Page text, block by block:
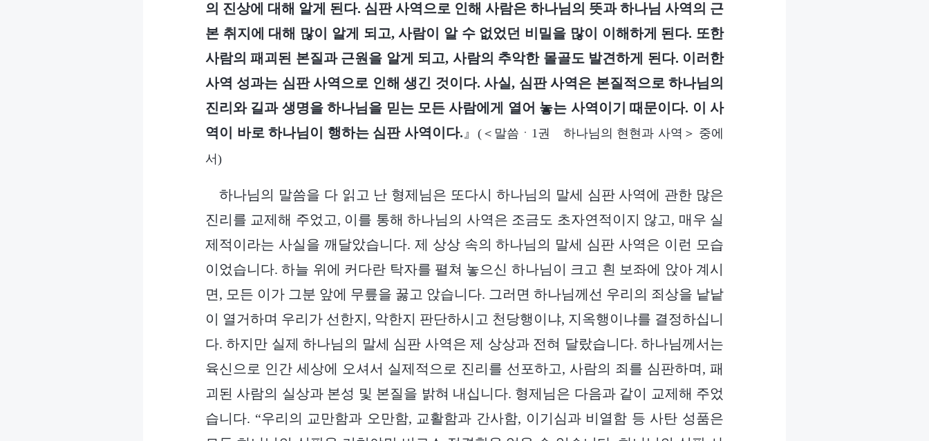
의 진상에 대해 알게 된다. 심판 사역으로 인해 사람은 하나님의 뜻과 하나님 사역의 근
본 취지에 대해 많이 알게 되고, 사람이 알 수 없었던 비밀을 많이 이해하게 된다. 또한
사람의 패괴된 본질과 근원을 알게 되고, 사람의 추악한 몰골도 발견하게 된다. 이러한
사역 성과는 심판 사역으로 인해 생긴 것이다. 사실, 심판 사역은 본질적으로 하나님의
진리와 길과 생명을 하나님을 믿는 모든 사람에게 열어 놓는 사역이기 때문이다. 이 사
역이 바로 하나님이 행하는 심판 사역이다. 』 (＜말씀ㆍ1권 하나님의 현현과 사역＞ 중에
서)
하나님의 말씀을 다 읽고 난 형제님은 또다시 하나님의 말세 심판 사역에 관한 많은
진리를 교제해 주었고, 이를 통해 하나님의 사역은 조금도 초자연적이지 않고, 매우 실
제적이라는 사실을 깨달았습니다. 제 상상 속의 하나님의 말세 심판 사역은 이런 모습
이었습니다. 하늘 위에 커다란 탁자를 펼쳐 놓으신 하나님이 크고 흰 보좌에 앉아 계시
면, 모든 이가 그분 앞에 무릎을 꿇고 앉습니다. 그러면 하나님께선 우리의 죄상을 낱낱
이 열거하며 우리가 선한지, 악한지 판단하시고 천당행이냐, 지옥행이냐를 결정하십니
다. 하지만 실제 하나님의 말세 심판 사역은 제 상상과 전혀 달랐습니다. 하나님께서는
육신으로 인간 세상에 오셔서 실제적으로 진리를 선포하고, 사람의 죄를 심판하며, 패
괴된 사람의 실상과 본성 및 본질을 밝혀 내십니다. 형제님은 다음과 같이 교제해 주었
습니다. “우리의 교만함과 오만함, 교활함과 간사함, 이기심과 비열함 등 사탄 성품은